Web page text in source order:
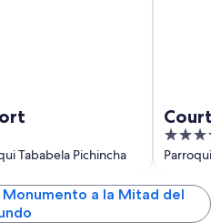
Tababela Pichincha
4
out
5
a la Mitad del